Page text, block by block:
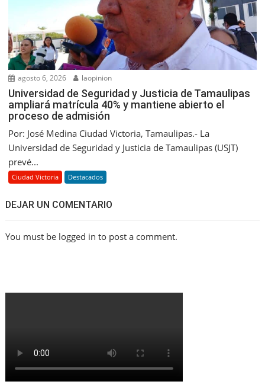
agosto 6, 2026 laopinion
Universidad de Seguridad y Justicia de Tamaulipas
ampliará matrícula 40% y mantiene abierto el
proceso de admisión
Por: José Medina Ciudad Victoria, Tamaulipas.- La
Universidad de Seguridad y Justicia de Tamaulipas (USJT)
prevé...
Ciudad Victoria Destacados
DEJAR UN COMENTARIO
You must be logged in to post a comment.